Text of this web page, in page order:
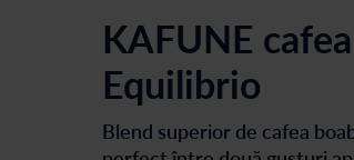
KAFUNE
Equilibrio
Blend superior de cafea